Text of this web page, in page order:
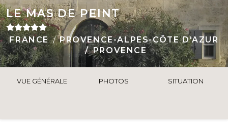
LE MAS DE PEINT
FRANCE
PROVENCE-ALPES-CÔTE D'AZUR
PROVENCE
VUE GÉNÉRALE PHOTOS SITUATION